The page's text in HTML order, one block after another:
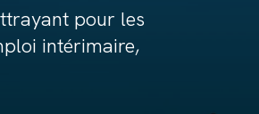
pour les
intérimaire,